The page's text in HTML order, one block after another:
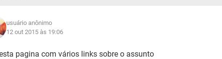
usuário anônimo
12 out 2015 às 19:06
pagina com vários links sobre o assunto